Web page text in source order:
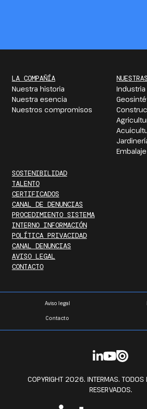
LA COMPAÑÍA
Nuestra historia
Nuestra esencia
Nuestros compromisos
Industria
Embalaje
SOSTENIBILIDAD
TALENTO
CERTIFICADOS
CANAL DE DENUNCIAS
PROCEDIMIENTO SISTEMA
INTERNO INFORMACIÓN
POLÍTICA PRIVACIDAD
CANAL DENUNCIAS
AVISO LEGAL
CONTACTO
Aviso legal
Contacto
COPYRIGHT 2026. INTERMAS. TODOS
RESERVADOS.